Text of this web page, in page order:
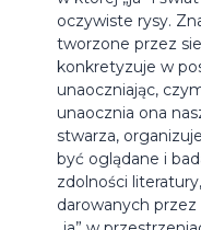
oczywiste rysy.
tworzone przez
konkretyzuje w
unaoczniając,
unaocznia ona
stwarza,
być oglądane i
zdolności
darowanych